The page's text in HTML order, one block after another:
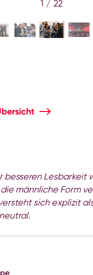
1 / 22
besseren Lesbarkeit
männliche Form
sich explizit